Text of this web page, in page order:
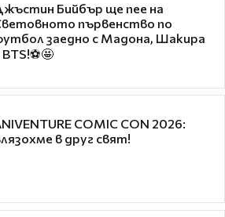
Бийбър ще пее на
първенство по
заедно с Мадона, Шакира
BTS!⚽🤩
COMIC CON 2026:
в друг свят!